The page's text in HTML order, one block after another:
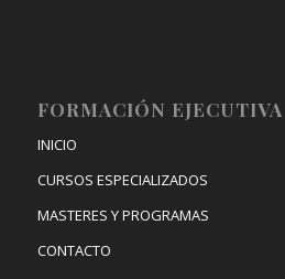
FORMACIÓN EJECUTIVA
INICIO
CURSOS ESPECIALIZADOS
MASTERES Y PROGRAMAS
CONTACTO